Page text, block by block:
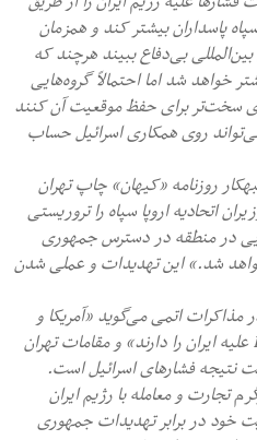
پاسداران بیشتر کند و همزمان
بی‌دفاع ببیند هرچند که
خواهد شد اما احتمالاً گروه‌هایی
سخت‌تر برای حفظ موقعیت آن کنند
روی همکاری اسرائیل حساب
روزنامه «کیهان» چاپ تهران
اتحادیه اروپا سپاه را تروریستی
در منطقه در دسترس جمهوری
شد.» این تهدیدات و عملی شدن
مذاکرات اتمی می‌گوید «آمریکا و
اتحادیه اروپا وسوسه رفتن به طرح B علیه ایران را دارند» و مقامات تهران
نتیجه فشارهای اسرائیل است.
سرگرم تجارت و معامله با رژیم ایران
خود در برابر تهدیدات جمهوری